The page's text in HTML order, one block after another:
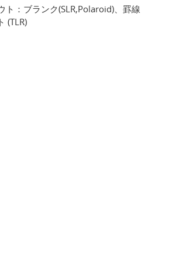
ト：ブランク(SLR,Polaroid)、罫線
(TLR)